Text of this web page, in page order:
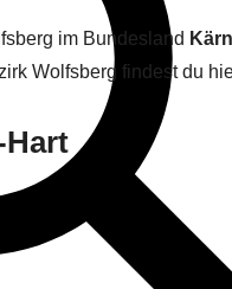
im Bundesland
Wolfsberg findest du